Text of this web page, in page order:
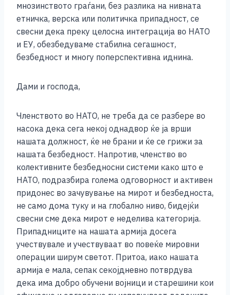
мнозинството граѓани, без разлика на нивната
етничка, верска или политичка припадност, се
свесни дека преку целосна интеграција во НАТО
и ЕУ, обезбедуваме стабилна сегашност,
безбедност и многу поперспективна иднина.
Дами и господа,
Членството во НАТО, не треба да се разбере во
насока дека сега некој однадвор ќе ја врши
нашата должност, ќе не брани и ќе се грижи за
нашата безбедност. Напротив, членство во
колективните безбедносни системи како што е
НАТО, подразбира голема одговорност и активен
придонес во зачувување на мирот и безбедноста,
не само дома туку и на глобално ниво, бидејќи
свесни сме дека мирот е неделива категорија.
Припадниците на нашата армија досега
учествувале и учествуваат во повеќе мировни
операции ширум светот. Притоа, иако нашата
армија е мала, сепак секојдневно потврдува
дека има добро обучени војници и старешини кои